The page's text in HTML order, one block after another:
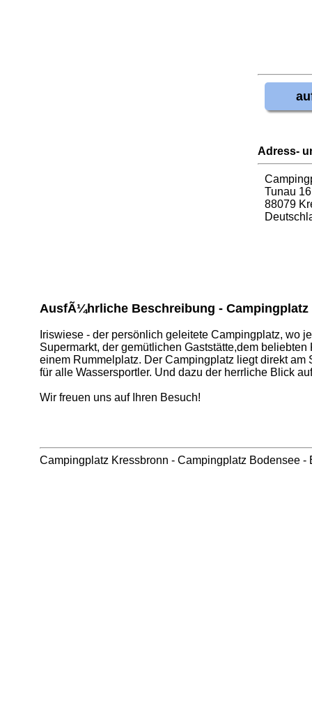
Adress-
Tunau 16
88079
AusfÃ¼hrliche Beschreibung - Campingplatz
Iriswiese - der persönlich geleitete Campingplatz, wo
Supermarkt, der gemütlichen Gaststätte,dem
einem Rummelplatz. Der Campingplatz liegt direkt
für alle Wassersportler. Und dazu der herrliche Blick
Wir freuen uns auf Ihren Besuch!
Campingplatz Kressbronn - Campingplatz Bodensee -